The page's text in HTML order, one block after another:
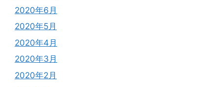
2020年6月
2020年5月
2020年4月
2020年3月
2020年2月